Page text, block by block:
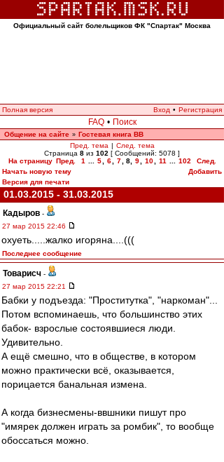
Официальный сайт болельщиков ФК "Спартак" Москва
Полная версия Вход • Регистрация
FAQ • Поиск
Общение на сайте » Гостевая книга ВВ
Пред. тема | След. тема
Страница 8 из 102 [ Сообщений: 5078 ]
На страницу Пред. 1 5 6 7 8, 9 10 11 102
След.
Начать новую тему
Добавить
Версия для печати
01.03.2015 - 31.03.2015
Кадыров -
27 мар 2015 22:46
охуеть.....жалко игоряна....(((
Последнее сообщение
Товарисч -
27 мар 2015 22:21
Бабки у подъезда: "Проститутка", "наркоман"...
Потом вспоминаешь, что большинство этих
бабок- взрослые состоявшиеся люди.
Удивительно.
А ещё смешно, что в обществе, в котором
можно практически всё, оказывается,
порицается банальная измена.
А когда бизнесмены-ввшники пишут про
"имярек должен играть за ромбик", то вообще
обоссаться можно.